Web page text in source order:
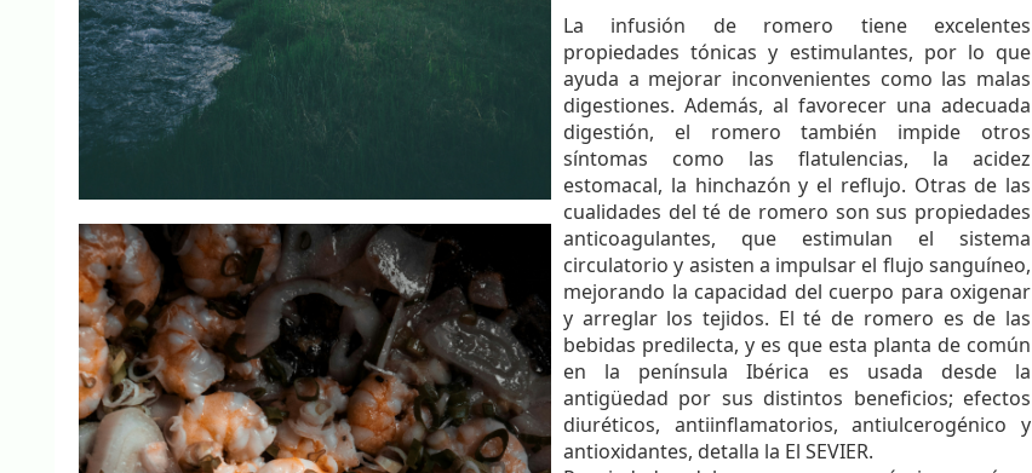
La infusión de romero tiene excelentes
propiedades tónicas y estimulantes, por lo que
ayuda a mejorar inconvenientes como las malas
digestiones. Además, al favorecer una adecuada
digestión, el romero también impide otros
síntomas como las flatulencias, la acidez
estomacal, la hinchazón y el reflujo. Otras de las
cualidades del té de romero son sus propiedades
anticoagulantes, que estimulan el sistema
circulatorio y asisten a impulsar el flujo sanguíneo,
mejorando la capacidad del cuerpo para oxigenar
y arreglar los tejidos. El té de romero es de las
bebidas predilecta, y es que esta planta de común
en la península Ibérica es usada desde la
antigüedad por sus distintos beneficios; efectos
diuréticos, antiinflamatorios, antiulcerogénico y
antioxidantes, detalla la El SEVIER.